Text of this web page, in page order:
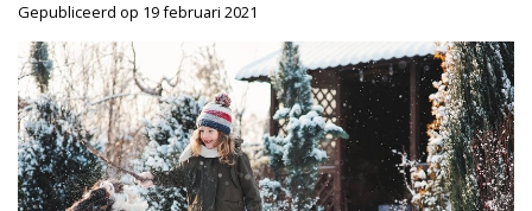
Gepubliceerd op 19 februari 2021